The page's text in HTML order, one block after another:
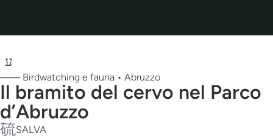
─── Birdwatching e fauna • Abruzzo
Il bramito del cervo nel Parco
d’Abruzzo
SALVA